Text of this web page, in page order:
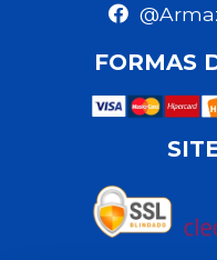
FORMAS